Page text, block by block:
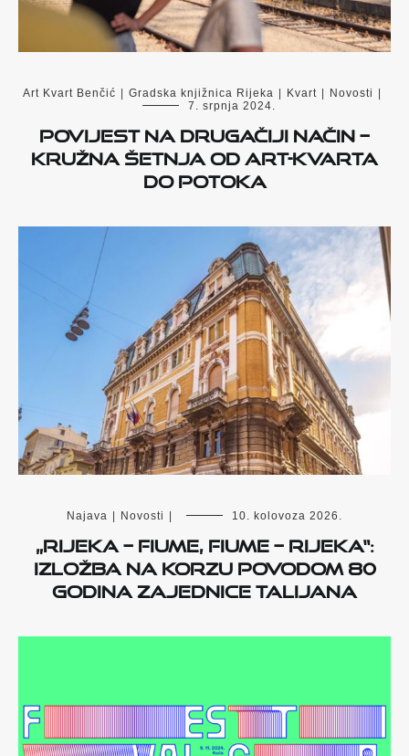
Art Kvart Benčić | Gradska knjižnica Rijeka | Kvart | Novosti |
7. srpnja 2024.
Povijest na drugačiji način –
kružna šetnja od Art-kvarta
do Potoka
Najava | Novosti | 10. kolovoza 2026.
„Rijeka – Fiume, Fiume – Rijeka“:
izložba na Korzu povodom 80
godina Zajednice Talijana